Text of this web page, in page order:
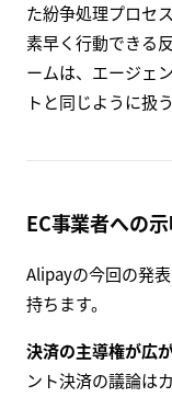
た紛争処理プロセ
素早く行動できる
ームは、エージェ
トと同じように扱
EC事業者への
Alipayの今回の発
持ちます。
決済の主導権が広
ント決済の議論は